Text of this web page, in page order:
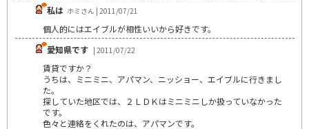
私は ホミさん | 2011/07/21
個人的にはエイブルが相性いいから好きです。
愛知県です | 2011/07/22
賃貸ですか？
うちは、ミニミニ、アパマン、ニッショー、エイブルに行きまし
た。
探していた地区では、２ＬＤＫはミニミニしか扱っていなかった
です。
色々と連絡をくれたのは、アパマンです。